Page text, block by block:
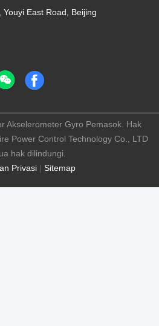
East Road, Beijing
Privasi | Sitemap
Akselerometer Gyro Pemasok. Hak
Power Control Technology Co., LTD
hak dilindungi.